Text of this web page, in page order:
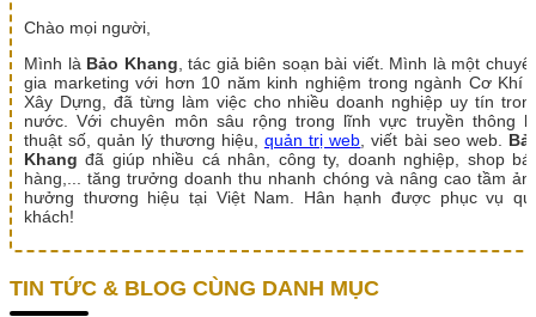
Chào mọi người,
Mình là Bảo Khang , tác giả biên soạn bài viết. Mình là một
gia marketing với hơn 10 năm kinh nghiệm trong ngành Cơ Khí
Xây Dựng, đã từng làm việc cho nhiều doanh nghiệp uy tín
nước. Với chuyên môn sâu rộng trong lĩnh vực truyền thông
thuật số, quản lý thương hiệu, quản trị web , viết bài seo web.
Khang đã giúp nhiều cá nhân, công ty, doanh nghiệp, shop
hàng,... tăng trưởng doanh thu nhanh chóng và nâng cao tầm
hưởng thương hiệu tại Việt Nam. Hân hạnh được phục vụ
khách!
TIN TỨC & BLOG CÙNG DANH MỤC